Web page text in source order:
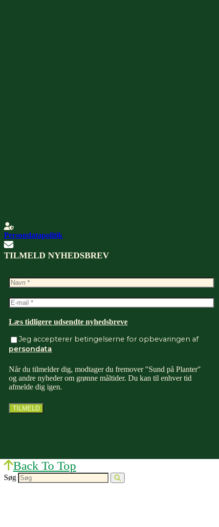
Persondatapolitik
TILMELD NYHEDSBREV
Læs tidligere udsendte nyhedsbreve
Jeg accepterer betingelserne for opbevaringen af
persondata
Når du tilmelder dig, modtager du fremover "Sund på Planter"
og andre nyheder om grønne måltider. Du kan til enhver tid
afmelde dig igen.
Back To Top
Søg